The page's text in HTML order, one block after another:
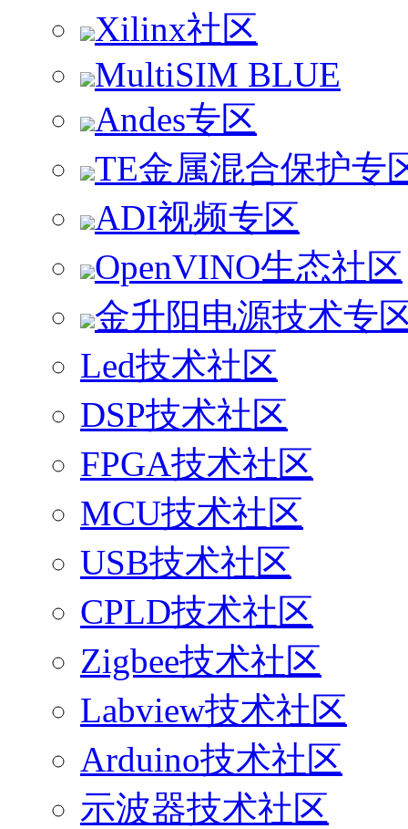
Xilinx社区
MultiSIM BLUE
Andes专区
TE金属混合保护专
ADI视频专区
OpenVINO生态社区
金升阳电源技术专
Led技术社区
DSP技术社区
FPGA技术社区
MCU技术社区
USB技术社区
CPLD技术社区
Zigbee技术社区
Labview技术社区
Arduino技术社区
示波器技术社区